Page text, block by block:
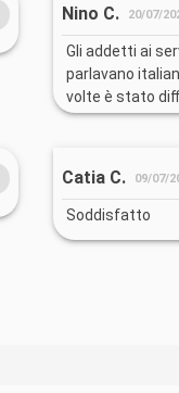
Nino C. 20/07/
Gli addetti ai
parlavano
volte è stato
bar. Il buffet
Catia C. 09/07/
Soddisfatto